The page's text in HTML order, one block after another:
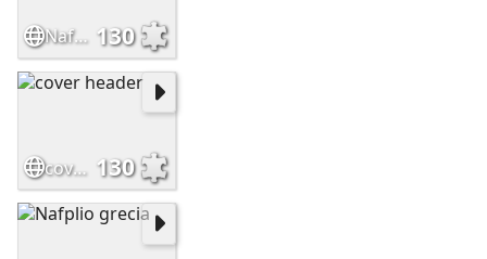
Nafplio Grecia 130
cover header 130